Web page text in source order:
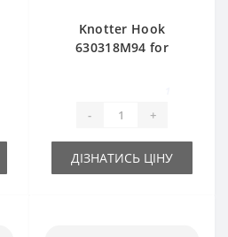
Knotter Hook
630318M94 for
- +
ДІЗНАТИСЬ ЦІНУ